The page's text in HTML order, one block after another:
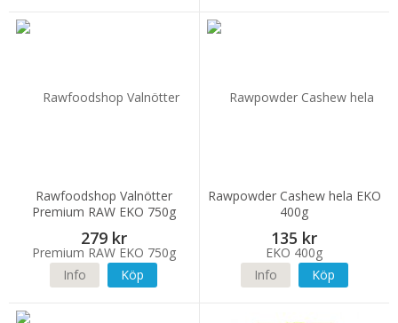
Rawfoodshop Valnötter
Premium RAW EKO 750g
279 kr
Info Köp
Rawpowder Cashew hela EKO
400g
135 kr
Info Köp